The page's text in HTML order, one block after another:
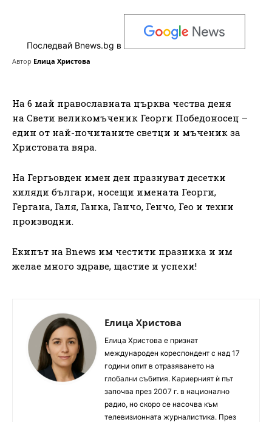
Последвай Bnews.bg в
Автор Елица Христова
На 6 май православната църква чества деня
на Свети великомъченик Георги Победоносец –
един от най-почитаните светци и мъченик за
Христовата вяра.
На Гергьовден имен ден празнуват десетки
хиляди българи, носещи имената Георги,
Гергана, Галя, Ганка, Ганчо, Генчо, Гео и техни
производни.
Екипът на Bnews им честити празника и им
желае много здраве, щастие и успехи!
Елица Христова
Елица Христова е признат
международен кореспондент с над 17
години опит в отразяването на
глобални събития. Кариерният ѝ път
започва през 2007 г. в национално
радио, но скоро се насочва към
телевизионната журналистика. През